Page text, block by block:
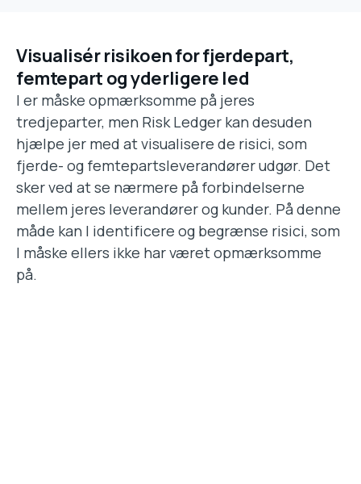
Visualisér risikoen for fjerdepart,
femtepart og yderligere led
I er måske opmærksomme på jeres
tredjeparter, men Risk Ledger kan desuden
hjælpe jer med at visualisere de risici, som
fjerde- og femtepartsleverandører udgør. Det
sker ved at se nærmere på forbindelserne
mellem jeres leverandører og kunder. På denne
måde kan I identificere og begrænse risici, som
I måske ellers ikke har været opmærksomme
på.